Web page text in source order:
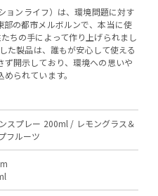
ョンライフ）は、環境問題に対す
部の都市メルボルンで、本当に使
ちの手によって作り上げられまし
た製品は、誰もが安心して使える
ず開示しており、環境への思いや
られています。
スプレー 200ml / レモングラス＆
フルーツ